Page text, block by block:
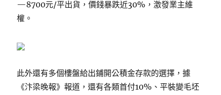
—8700元/平出貨，價錢暴跌近30%，激發業主維
權。
此外還有多個樓盤給出鋪開公積金存款的選擇，據
《汴梁晚報》報道，還有各類首付10%、平裝變毛坯